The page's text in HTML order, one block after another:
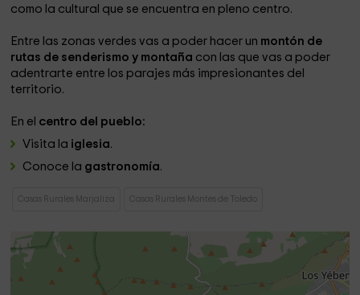
como la cultural que se encuentra en pleno centro.
Entre las zonas verdes vas a poder hacer un montón de
rutas de senderismo y montaña con las que vas a poder
adentrarte entre los parajes más impresionantes del
territorio.
En el centro del pueblo:
Visita la iglesia.
Conoce la gastronomía.
Casas Rurales Marjaliza Casas Rurales Montes de Toledo